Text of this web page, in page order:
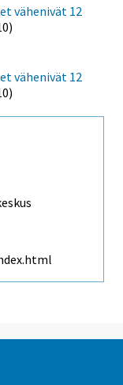
vähenivät 12
vähenivät 12